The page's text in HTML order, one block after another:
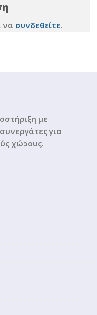
να συνδεθείτε.
με
για
χώρους.